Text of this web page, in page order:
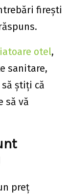
firești
otel,
sanitare,
știți că
să vă
preț